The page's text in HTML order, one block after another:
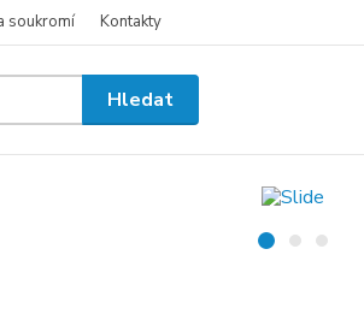
soukromí Kontakty
Hledat